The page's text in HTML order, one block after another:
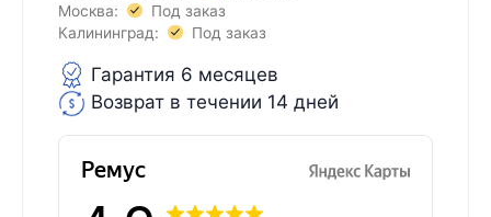
Москва:
Под заказ
Калининград:
Под заказ
Гарантия 6 месяцев
Возврат в течении 14 дней